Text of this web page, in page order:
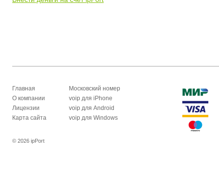
Главная
О компании
Лицензии
Карта сайта
Московский номер
voip для iPhone
voip для Android
voip для Windows
© 2026 ipPort